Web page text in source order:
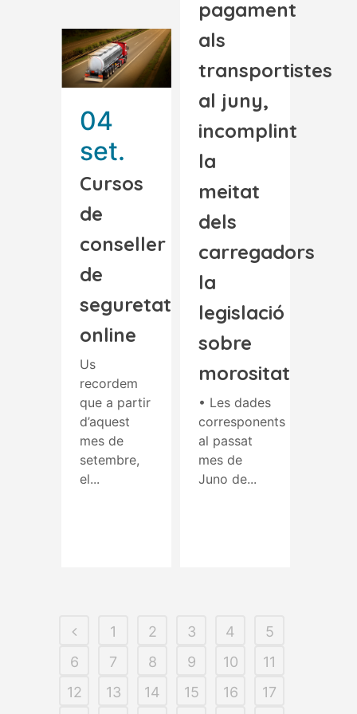
04
set.
Cursos
de
conseller
de
seguretat
online
Us
recordem
que a partir
d’aquest
mes de
setembre,
el...
pagament
als
transportistes
al juny,
incomplint
la
meitat
dels
carregadors
la
legislació
sobre
morositat
• Les dades
corresponents
al passat
mes de
Juno de...
1 2 3 4
5
6
7 8 9 10
11
12
13 14 15 16
17